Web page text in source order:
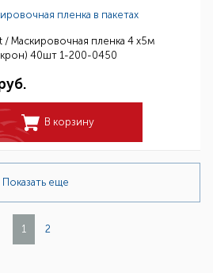
пленка в пакетах
/ Маскировочная пленка 4 х5м
40шт 1-200-0450
В корзину
Показать еще
1 2